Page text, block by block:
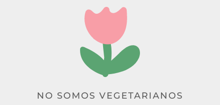
NO SOMOS VEGETARIANOS